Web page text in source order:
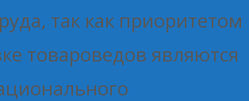
так как приоритетом
товароведов являются